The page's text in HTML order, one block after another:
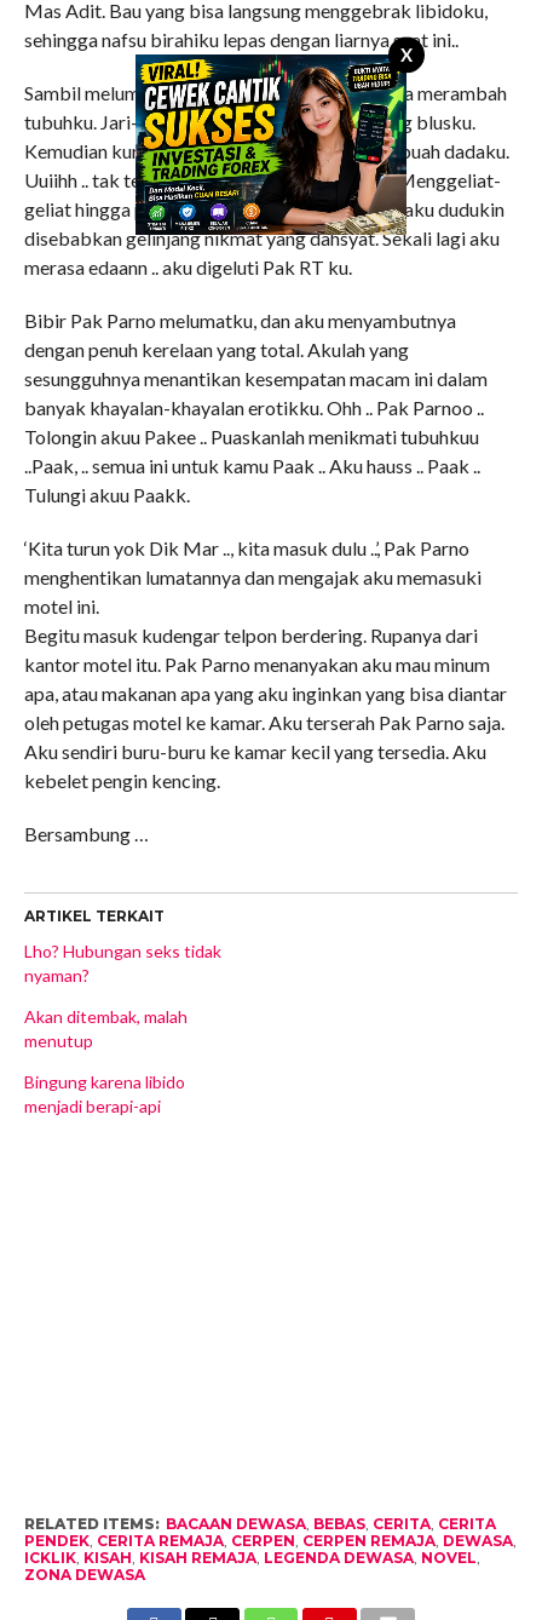
X
Mas Adit. Bau yang bisa langsung menggebrak libidoku,
sehingga nafsu birahiku lepas dengan liarnya saat ini..
Sambil melumat, tangan-tangan Pak Parno juga merambah
tubuhku. Jari-jarinya melepasi kancing-kancing blusku.
Kemudian kurasakan remasan jari kasar pada buah dadaku.
Uuiihh .. tak tertahankan. Aku menggelinjang. Menggeliat-
geliat hingga pantatku naik-naik dari jok yang aku dudukin
disebabkan gelinjang nikmat yang dahsyat. Sekali lagi aku
merasa edaann .. aku digeluti Pak RT ku.
Bibir Pak Parno melumatku, dan aku menyambutnya
dengan penuh kerelaan yang total. Akulah yang
sesungguhnya menantikan kesempatan macam ini dalam
banyak khayalan-khayalan erotikku. Ohh .. Pak Parnoo ..
Tolongin akuu Pakee .. Puaskanlah menikmati tubuhkuu
..Paak, .. semua ini untuk kamu Paak .. Aku hauss .. Paak ..
Tulungi akuu Paakk.
‘Kita turun yok Dik Mar .., kita masuk dulu ..’, Pak Parno
menghentikan lumatannya dan mengajak aku memasuki
motel ini.
Begitu masuk kudengar telpon berdering. Rupanya dari
kantor motel itu. Pak Parno menanyakan aku mau minum
apa, atau makanan apa yang aku inginkan yang bisa diantar
oleh petugas motel ke kamar. Aku terserah Pak Parno saja.
Aku sendiri buru-buru ke kamar kecil yang tersedia. Aku
kebelet pengin kencing.
Bersambung …
ARTIKEL TERKAIT
Lho? Hubungan seks tidak
nyaman?
Akan ditembak, malah
menutup
Bingung karena libido
menjadi berapi-api
RELATED ITEMS: BACAAN DEWASA, BEBAS, CERITA, CERITA
PENDEK, CERITA REMAJA, CERPEN, CERPEN REMAJA, DEWASA,
ICKLIK, KISAH, KISAH REMAJA, LEGENDA DEWASA, NOVEL,
ZONA DEWASA